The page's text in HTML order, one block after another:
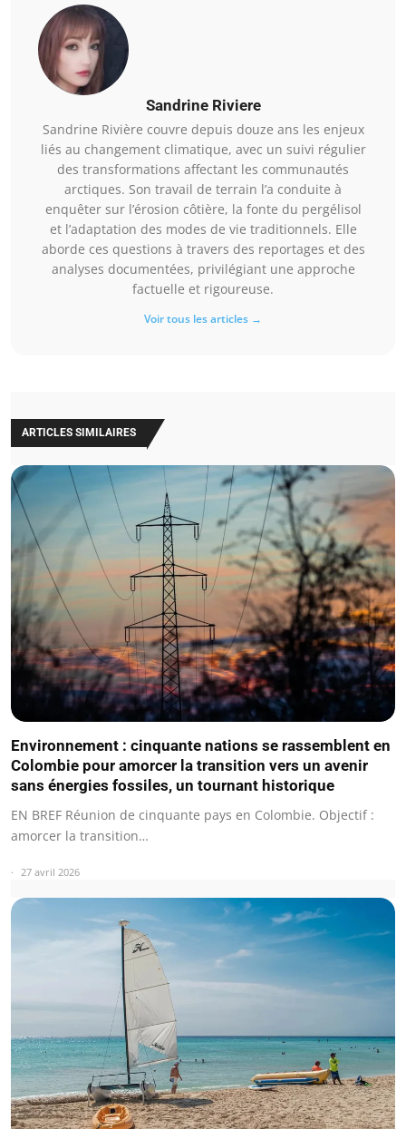
Sandrine Riviere
Sandrine Rivière couvre depuis douze ans les enjeux
liés au changement climatique, avec un suivi régulier
des transformations affectant les communautés
arctiques. Son travail de terrain l’a conduite à
enquêter sur l’érosion côtière, la fonte du pergélisol
et l’adaptation des modes de vie traditionnels. Elle
aborde ces questions à travers des reportages et des
analyses documentées, privilégiant une approche
factuelle et rigoureuse.
Voir tous les articles →
ARTICLES SIMILAIRES
Environnement : cinquante nations se rassemblent en
Colombie pour amorcer la transition vers un avenir
sans énergies fossiles, un tournant historique
EN BREF Réunion de cinquante pays en Colombie. Objectif :
amorcer la transition…
27 avril 2026